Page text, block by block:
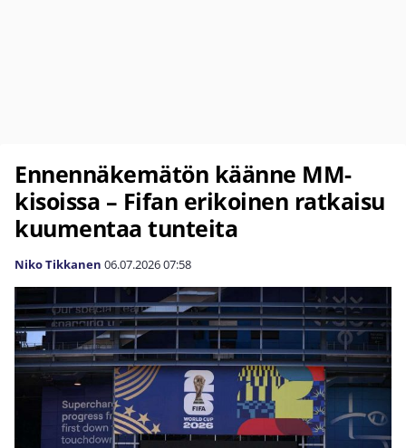
Ennennäkemätön käänne MM-
kisoissa – Fifan erikoinen ratkaisu
kuumentaa tunteita
Niko Tikkanen 06.07.202607:58